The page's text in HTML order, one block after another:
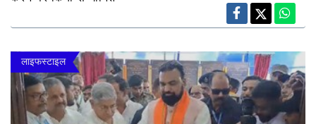
लाइफस्टाइल